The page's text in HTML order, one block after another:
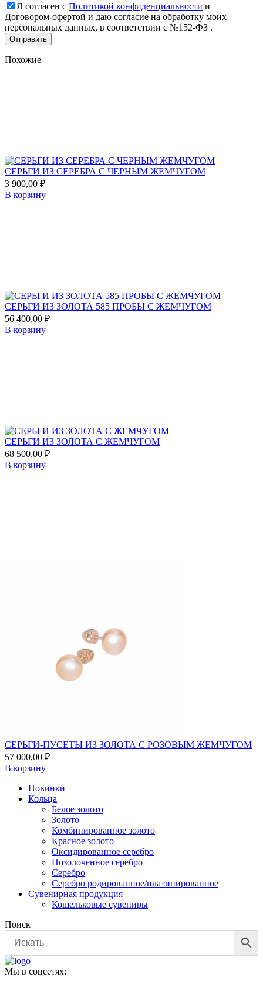
Я согласен с Политикой конфиденциальности и
Договором-офертой и даю согласие на обработку моих
персональных данных, в соответствии с №152-ФЗ .
Похожие
СЕРЬГИ ИЗ СЕРЕБРА С ЧЕРНЫМ ЖЕМЧУГОМ
3 900,00 ₽
В корзину
СЕРЬГИ ИЗ ЗОЛОТА 585 ПРОБЫ С ЖЕМЧУГОМ
56 400,00 ₽
В корзину
СЕРЬГИ ИЗ ЗОЛОТА С ЖЕМЧУГОМ
68 500,00 ₽
В корзину
СЕРЬГИ-ПУСЕТЫ ИЗ ЗОЛОТА С РОЗОВЫМ ЖЕМЧУГОМ
57 000,00 ₽
В корзину
Новинки
Кольца
Белое золото
Золото
Комбинированное золото
Красное золото
Оксидированное серебро
Позолоченное серебро
Серебро
Серебро родированное/платинированное
Сувенирная продукция
Кошельковые сувениры
Поиск
Мы в соцсетях: